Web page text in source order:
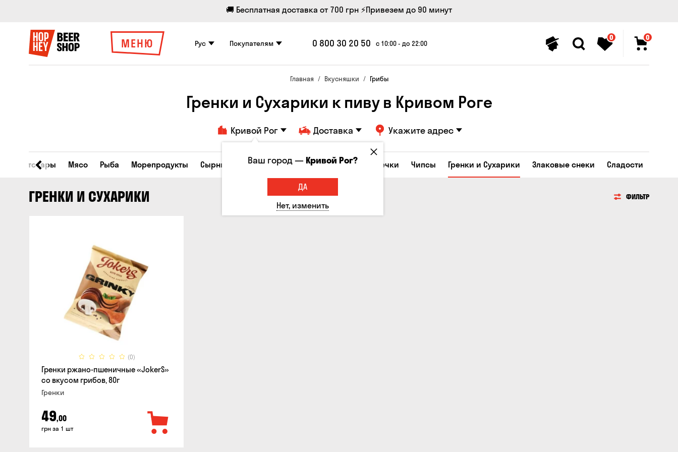
🚚 Бесплатная доставка от 700 грн ⚡Привезем до 90 минут
МЕНЮ Рус Покупателям 0 800 30 20 50 с 10:00 - до 22:00
0 0
Главная Вкусняшки Грибы
Гренки и Сухарики к пиву в Кривом Роге
Кривой Рог Доставка Укажите адрес
Все товары Мясо Рыба Морепродукты Сырные закуски Орешки Кукуруза Семечки Чипсы Гренки и Сухарики Злаковые снеки Сладости
ГРЕНКИ И СУХАРИКИ ФИЛЬТР
(0)
Гренки ржано-пшеничные «JokerS»
со вкусом грибов, 80г
Гренки
49,00
грн за 1 шт
Ваш город —Кривой Рог?
ДА
Нет, изменить